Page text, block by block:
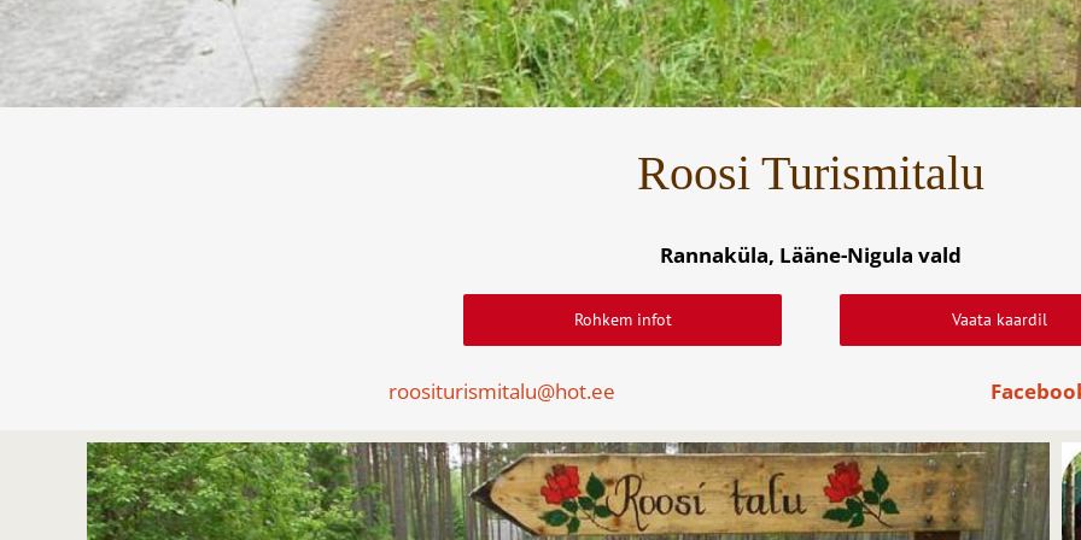
Roosi Turismitalu
Rannaküla, Lääne-Nigula vald
Rohkem infot Vaata kaardil
roositurismitalu@hot.ee